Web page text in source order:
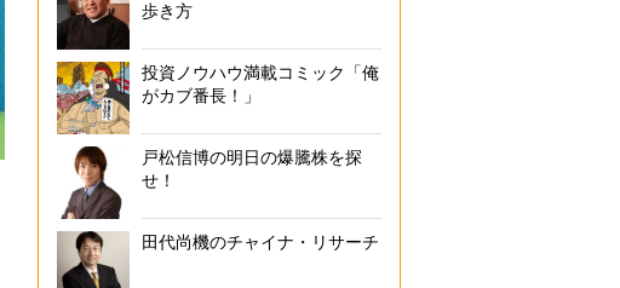
歩き方
投資ノウハウ満載コミック「俺
がカブ番長！」
戸松信博の明日の爆騰株を探
せ！
田代尚機のチャイナ・リサーチ